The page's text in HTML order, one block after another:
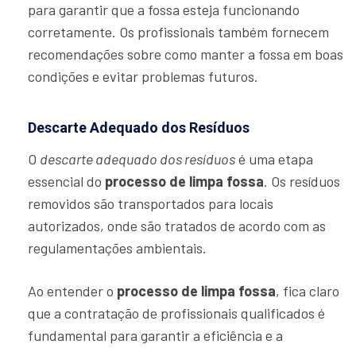
para garantir que a fossa esteja funcionando
corretamente. Os profissionais também fornecem
recomendações sobre como manter a fossa em boas
condições e evitar problemas futuros.
Descarte Adequado dos Resíduos
O descarte adequado dos resíduosé uma etapa
essencial do processo de limpa fossa. Os resíduos
removidos são transportados para locais
autorizados, onde são tratados de acordo com as
regulamentações ambientais.
Ao entender o processo de limpa fossa, fica claro
que a contratação de profissionais qualificados é
fundamental para garantir a eficiência e a